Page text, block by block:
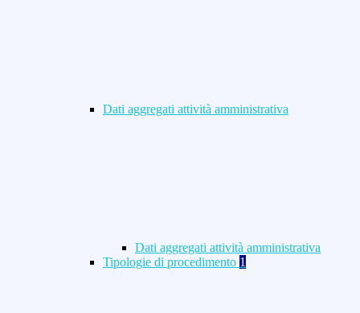
Dati aggregati attività amministrativa
Dati aggregati attività amministrativa
Tipologie di procedimento 1